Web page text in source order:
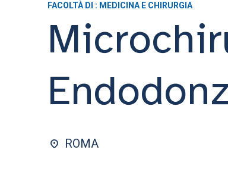
FACOLTÀ DI : MEDICINA E CHIRURGIA
ROMA